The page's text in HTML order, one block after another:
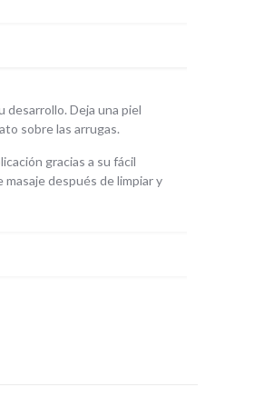
desarrollo. Deja una piel
sobre las arrugas.
gracias a su fácil
después de limpiar y